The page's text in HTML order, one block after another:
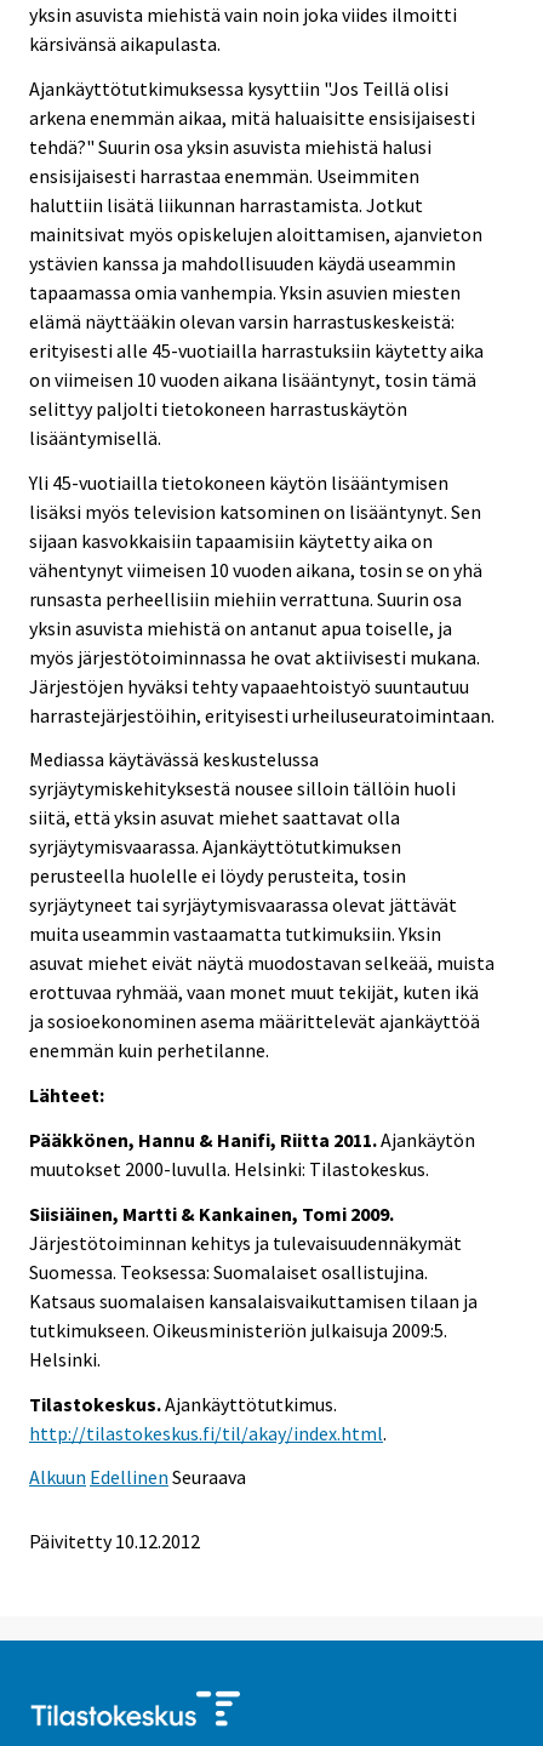
yksin asuvista miehistä vain noin joka viides ilmoitti
kärsivänsä aikapulasta.
Ajankäyttötutkimuksessa kysyttiin "Jos Teillä olisi
arkena enemmän aikaa, mitä haluaisitte ensisijaisesti
tehdä?" Suurin osa yksin asuvista miehistä halusi
ensisijaisesti harrastaa enemmän. Useimmiten
haluttiin lisätä liikunnan harrastamista. Jotkut
mainitsivat myös opiskelujen aloittamisen, ajanvieton
ystävien kanssa ja mahdollisuuden käydä useammin
tapaamassa omia vanhempia. Yksin asuvien miesten
elämä näyttääkin olevan varsin harrastuskeskeistä:
erityisesti alle 45-vuotiailla harrastuksiin käytetty aika
on viimeisen 10 vuoden aikana lisääntynyt, tosin tämä
selittyy paljolti tietokoneen harrastuskäytön
lisääntymisellä.
Yli 45-vuotiailla tietokoneen käytön lisääntymisen
lisäksi myös television katsominen on lisääntynyt. Sen
sijaan kasvokkaisiin tapaamisiin käytetty aika on
vähentynyt viimeisen 10 vuoden aikana, tosin se on yhä
runsasta perheellisiin miehiin verrattuna. Suurin osa
yksin asuvista miehistä on antanut apua toiselle, ja
myös järjestötoiminnassa he ovat aktiivisesti mukana.
Järjestöjen hyväksi tehty vapaaehtoistyö suuntautuu
harrastejärjestöihin, erityisesti urheiluseuratoimintaan.
Mediassa käytävässä keskustelussa
syrjäytymiskehityksestä nousee silloin tällöin huoli
siitä, että yksin asuvat miehet saattavat olla
syrjäytymisvaarassa. Ajankäyttötutkimuksen
perusteella huolelle ei löydy perusteita, tosin
syrjäytyneet tai syrjäytymisvaarassa olevat jättävät
muita useammin vastaamatta tutkimuksiin. Yksin
asuvat miehet eivät näytä muodostavan selkeää, muista
erottuvaa ryhmää, vaan monet muut tekijät, kuten ikä
ja sosioekonominen asema määrittelevät ajankäyttöä
enemmän kuin perhetilanne.
Lähteet:
Pääkkönen, Hannu & Hanifi, Riitta 2011.Ajankäytön
muutokset 2000-luvulla. Helsinki: Tilastokeskus.
Siisiäinen, Martti & Kankainen, Tomi 2009.
Järjestötoiminnan kehitys ja tulevaisuudennäkymät
Suomessa. Teoksessa: Suomalaiset osallistujina.
Katsaus suomalaisen kansalaisvaikuttamisen tilaan ja
tutkimukseen. Oikeusministeriön julkaisuja 2009:5.
Helsinki.
Tilastokeskus.Ajankäyttötutkimus.
http://tilastokeskus.fi/til/akay/index.html.
Alkuun Edellinen Seuraava
Päivitetty 10.12.2012